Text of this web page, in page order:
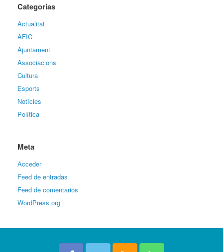
Categorías
Actualitat
AFIC
Ajuntament
Associacions
Cultura
Esports
Notícies
Política
Meta
Acceder
Feed de entradas
Feed de comentarios
WordPress.org